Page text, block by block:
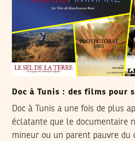
Doc à Tunis : des films pour
Doc à Tunis a une fois de plus
éclatante que le documentaire
mineur ou un parent pauvre du